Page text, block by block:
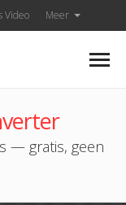
Video Meer
— gratis, geen